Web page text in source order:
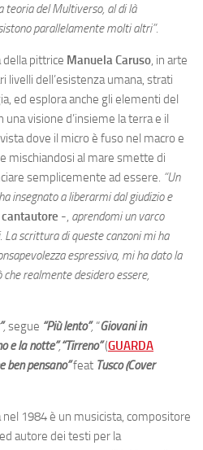
teoria del Multiverso, al di là
parallelamente molti altri”.
della pittrice Manuela Caruso, in arte
livelli dell’esistenza umana, strati
ed esplora anche gli elementi del
visione d’insieme la terra e il
dove il micro è fuso nel macro e
mischiandosi al mare smette di
semplicemente ad essere. “Un
insegnato a liberarmi dal giudizio e
-, aprendomi un varco
scrittura di queste canzoni mi ha
espressiva, mi ha dato la
realmente desidero essere,
,segue “Più lento”, “Giovani in
e la notte”,“Tirreno”(GUARDA
ben pensano”feat Tusco (Cover
nel 1984 è un musicista, compositore
autore dei testi per la